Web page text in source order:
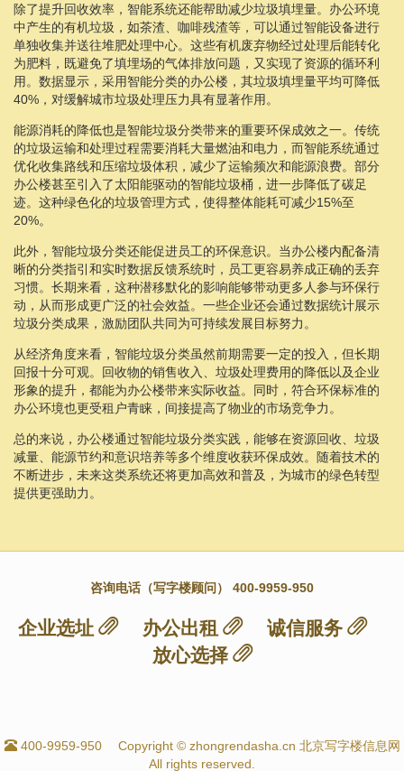
除了提升回收效率，智能系统还能帮助减少垃圾填埋量。办公环境
中产生的有机垃圾，如茶渣、咖啡残渣等，可以通过智能设备进行
单独收集并送往堆肥处理中心。这些有机废弃物经过处理后能转化
为肥料，既避免了填埋场的气体排放问题，又实现了资源的循环利
用。数据显示，采用智能分类的办公楼，其垃圾填埋量平均可降低
40%，对缓解城市垃圾处理压力具有显著作用。
能源消耗的降低也是智能垃圾分类带来的重要环保成效之一。传统
的垃圾运输和处理过程需要消耗大量燃油和电力，而智能系统通过
优化收集路线和压缩垃圾体积，减少了运输频次和能源浪费。部分
办公楼甚至引入了太阳能驱动的智能垃圾桶，进一步降低了碳足
迹。这种绿色化的垃圾管理方式，使得整体能耗可减少15%至
20%。
此外，智能垃圾分类还能促进员工的环保意识。当办公楼内配备清
晰的分类指引和实时数据反馈系统时，员工更容易养成正确的丢弃
习惯。长期来看，这种潜移默化的影响能够带动更多人参与环保行
动，从而形成更广泛的社会效益。一些企业还会通过数据统计展示
垃圾分类成果，激励团队共同为可持续发展目标努力。
从经济角度来看，智能垃圾分类虽然前期需要一定的投入，但长期
回报十分可观。回收物的销售收入、垃圾处理费用的降低以及企业
形象的提升，都能为办公楼带来实际收益。同时，符合环保标准的
办公环境也更受租户青睐，间接提高了物业的市场竞争力。
总的来说，办公楼通过智能垃圾分类实践，能够在资源回收、垃圾
减量、能源节约和意识培养等多个维度收获环保成效。随着技术的
不断进步，未来这类系统还将更加高效和普及，为城市的绿色转型
提供更强助力。
咨询电话（写字楼顾问） 400-9959-950
企业选址 办公出租
诚信服务
放心选择
400-9959-950
Copyright © zhongrendasha.cn 北京写字楼信息网
All rights reserved.